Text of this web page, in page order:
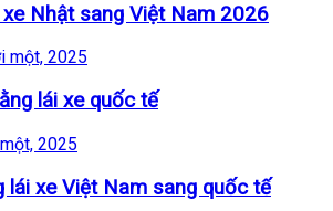
Nhật sang Việt Nam 2026
một, 2025
lái xe quốc tế
2025
lái xe Việt Nam sang quốc tế